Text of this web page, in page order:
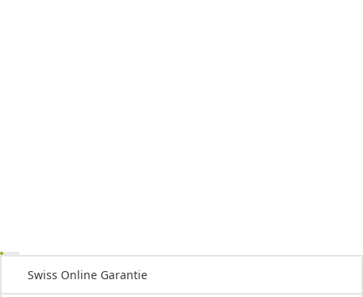
Swiss Online Garantie